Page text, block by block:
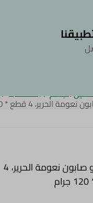
الشخصية
الجسم/المنظفات/
الحرير، 4 قطع * 120 جرام